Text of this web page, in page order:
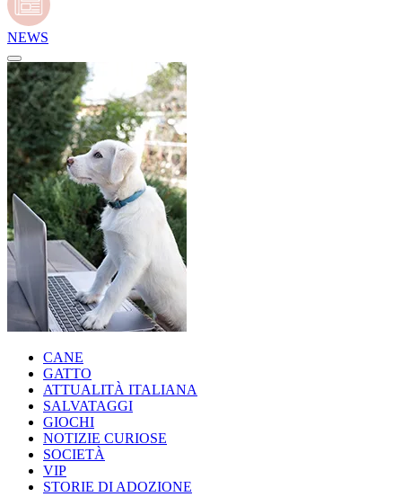
NEWS
CANE
GATTO
ATTUALITÀ ITALIANA
SALVATAGGI
GIOCHI
NOTIZIE CURIOSE
SOCIETÀ
VIP
STORIE DI ADOZIONE